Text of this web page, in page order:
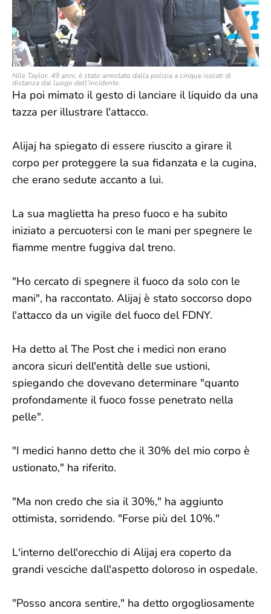
Nile Taylor, 49 anni, è stato arrestato dalla polizia a cinque isolati di
distanza dal luogo dell'incidente.
Ha poi mimato il gesto di lanciare il liquido da una
tazza per illustrare l'attacco.
Alijaj ha spiegato di essere riuscito a girare il
corpo per proteggere la sua fidanzata e la cugina,
che erano sedute accanto a lui.
La sua maglietta ha preso fuoco e ha subito
iniziato a percuotersi con le mani per spegnere le
fiamme mentre fuggiva dal treno.
"Ho cercato di spegnere il fuoco da solo con le
mani", ha raccontato. Alijaj è stato soccorso dopo
l'attacco da un vigile del fuoco del FDNY.
Ha detto al The Post che i medici non erano
ancora sicuri dell'entità delle sue ustioni,
spiegando che dovevano determinare "quanto
profondamente il fuoco fosse penetrato nella
pelle".
"I medici hanno detto che il 30% del mio corpo è
ustionato," ha riferito.
"Ma non credo che sia il 30%," ha aggiunto
ottimista, sorridendo. "Forse più del 10%."
L'interno dell'orecchio di Alijaj era coperto da
grandi vesciche dall'aspetto doloroso in ospedale.
"Posso ancora sentire," ha detto orgogliosamente